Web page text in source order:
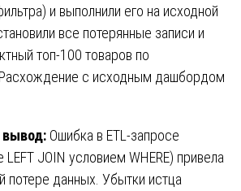
и выполнили его на исходной
все потерянные записи и
топ-100 товаров по
с исходным дашбордом
вывод: Ошибка в ETL-запросе
JOIN условием WHERE) привела
потере данных. Убытки истца